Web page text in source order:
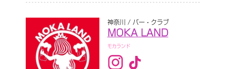
神奈川 / バー・クラブ
MOKA LAND
モカランド